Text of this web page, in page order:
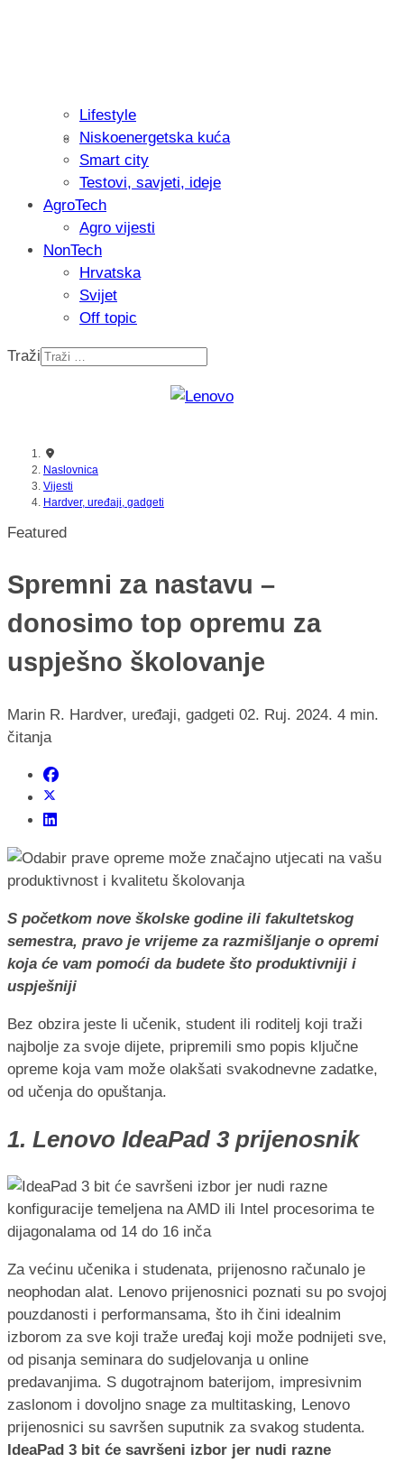
Recenzija: Philips All-in-One Trimmer
muškarcu
Isprobali smo: Thermostar
Lifestyle
Niskoenergetska kuća
Smart city
Testovi, savjeti, ideje
AgroTech
Agro vijesti
NonTech
Hrvatska
Svijet
Off topic
Traži
Naslovnica
Vijesti
Hardver, uređaji, gadgeti
Featured
Spremni za nastavu –
donosimo top opremu za
uspješno školovanje
Marin R. Hardver, uređaji, gadgeti 02. Ruj. 2024. 4 min.
čitanja
S početkom nove školske godine ili fakultetskog
semestra, pravo je vrijeme za razmišljanje o opremi
koja će vam pomoći da budete što produktivniji i
uspješniji
Bez obzira jeste li učenik, student ili roditelj koji traži
najbolje za svoje dijete, pripremili smo popis ključne
opreme koja vam može olakšati svakodnevne zadatke,
od učenja do opuštanja.
1. Lenovo IdeaPad 3 prijenosnik
Za većinu učenika i studenata, prijenosno računalo je
neophodan alat. Lenovo prijenosnici poznati su po svojoj
pouzdanosti i performansama, što ih čini idealnim
izborom za sve koji traže uređaj koji može podnijeti sve,
od pisanja seminara do sudjelovanja u online
predavanjima. S dugotrajnom baterijom, impresivnim
zaslonom i dovoljno snage za multitasking, Lenovo
prijenosnici su savršen suputnik za svakog studenta.
IdeaPad 3 bit će savršeni izbor jer nudi razne